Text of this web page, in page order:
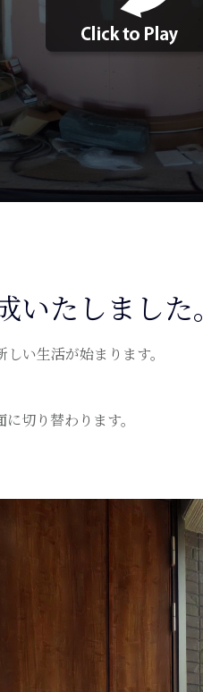
たしました。
い生活が始まります。
切り替わります。